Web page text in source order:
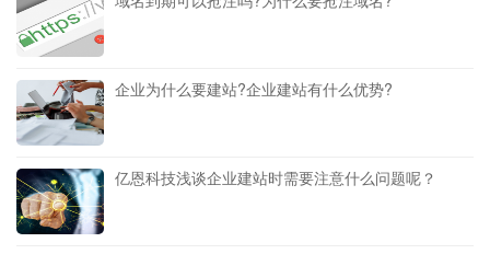
企业为什么要建站?企业建站有什么优势?
亿恩科技浅谈企业建站时需要注意什么问题呢？